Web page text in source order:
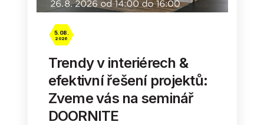
5. 08.
2026
Trendy v interiérech &
efektivní řešení projektů:
Zveme vás na seminář
DOORNITE